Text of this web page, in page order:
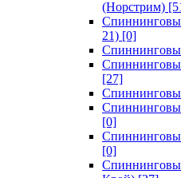
(Норстрим)
21) [0]
[27]
[0]
[0]